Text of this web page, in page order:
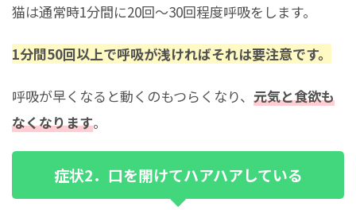
猫は通常時1分間に20回～30回程度呼吸をします。
1分間50回以上で呼吸が浅ければそれは要注意です。
呼吸が早くなると動くのもつらくなり、 元気と食欲も
なくなります。
症状2．口を開けてハアハアしている